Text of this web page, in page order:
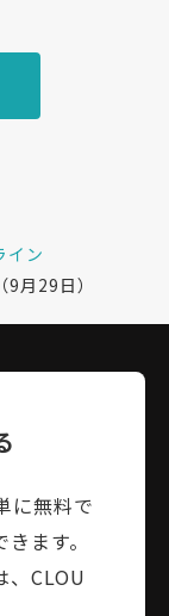
イン
月29日）
に無料で
ます。
、CLOU